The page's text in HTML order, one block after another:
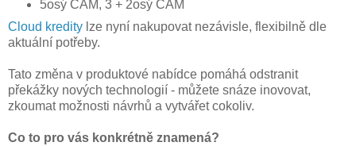
5osý CAM, 3 + 2osý CAM
Cloud kredity lze nyní nakupovat nezávisle, flexibilně dle
aktuální potřeby.
Tato změna v produktové nabídce pomáhá odstranit
překážky nových technologií - můžete snáze inovovat,
zkoumat možnosti návrhů a vytvářet cokoliv.
Co to pro vás konkrétně znamená?